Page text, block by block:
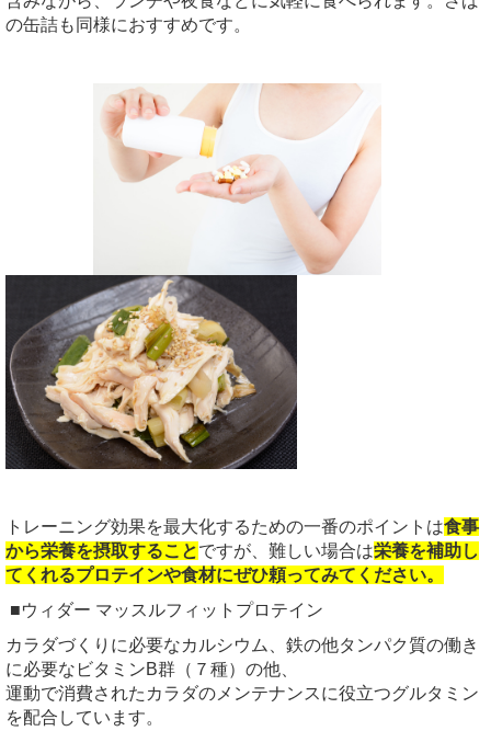
の缶詰も同様におすすめです。
トレーニング効果を最大化するための一番のポイントは食事
から栄養を摂取することですが、難しい場合は栄養を補助し
てくれるプロテインや食材にぜひ頼ってみてください。
■ウィダー マッスルフィットプロテイン
カラダづくりに必要なカルシウム、鉄の他タンパク質の働き
に必要なビタミンB群（７種）の他、
運動で消費されたカラダのメンテナンスに役立つグルタミン
を配合しています。